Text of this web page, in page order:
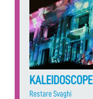
KALEIDOSCOPE
Restare Svaghi